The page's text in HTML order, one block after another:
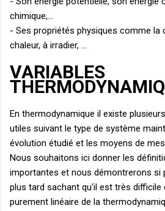
chimique,...
- Ses propriétés physiques comme la
chaleur, à irradier, ...
VARIABLES
En thermodynamique il existe
utiles suivant le type de système
évolution étudié et les moyens de
Nous souhaitons ici donner les
importantes et nous démontrerons si
plus tard sachant qu'il est très difficile
purement linéaire de la